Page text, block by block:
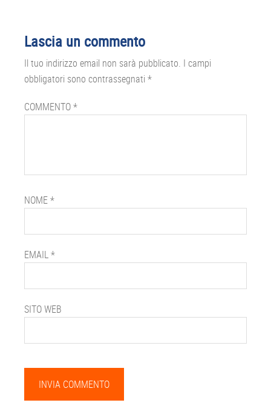
Lascia un commento
Il tuo indirizzo email non sarà pubblicato. I campi
obbligatori sono contrassegnati *
COMMENTO*
NOME*
EMAIL*
SITO WEB